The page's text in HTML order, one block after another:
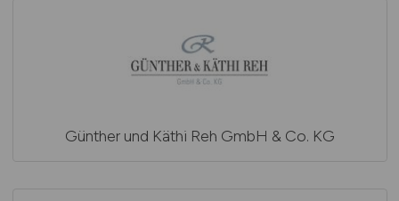
Günther und Käthi Reh GmbH & Co. KG